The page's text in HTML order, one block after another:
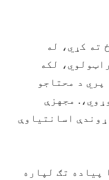
ته کړي، له
لکه
د محتاجو
مجهزې
اسانتياوې
پياده تګ لپاره